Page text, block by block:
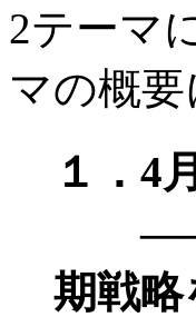
2テーマ
マの概
１．4
――こ
期戦略